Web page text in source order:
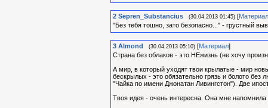
2 Sepren_Substancius (30.04.2013 01:45) [Материал
"Без тебя тошно, зато безопасно..." - грустный
3 Almond (30.04.2013 05:10) [Материал]
Страна без облаков - это НЕжизнь (не хочу
А мир, в который уходят твои крылатые - мир
бескрылых - это обязательно грязь и болото
"Чайка по имени Джонатан Ливингстон"). Две
Твоя идея - очень интересна. Она мне напомнила